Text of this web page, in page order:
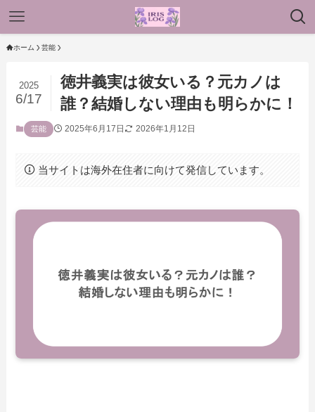
ホーム 芸能
徳井義実は彼女いる？元カノは
誰？結婚しない理由も明らかに！
2025
6/17
芸能 2025年6月17日 2026年1月12日
当サイトは海外在住者に向けて発信しています。